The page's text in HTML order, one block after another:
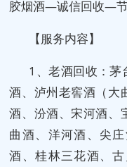
胶烟酒—诚信回收—节
【服务内容】
1、老酒回收：茅
酒、泸州老窖酒（大
酒、汾酒、宋河酒、
曲酒、洋河酒、尖
酒、桂林三花酒、